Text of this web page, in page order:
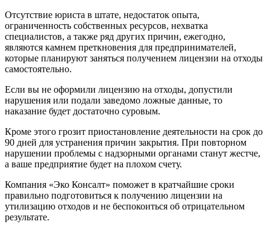
Отсутствие юриста в штате, недостаток опыта,
ограниченность собственных ресурсов, нехватка
специалистов, а также ряд других причин, ежегодно,
являются камнем преткновения для предпринимателей,
которые планируют заняться получением лицензии на отходы
самостоятельно.
Если вы не оформили лицензию на отходы, допустили
нарушения или подали заведомо ложные данные, то
наказание будет достаточно суровым.
Кроме этого грозит приостановление деятельности на срок до
90 дней для устранения причин закрытия. При повторном
нарушении проблемы с надзорными органами станут жестче,
а ваше предприятие будет на плохом счету.
Компания «Эко Консалт» поможет в кратчайшие сроки
правильно подготовиться к получению лицензии на
утилизацию отходов и не беспокоиться об отрицательном
результате.